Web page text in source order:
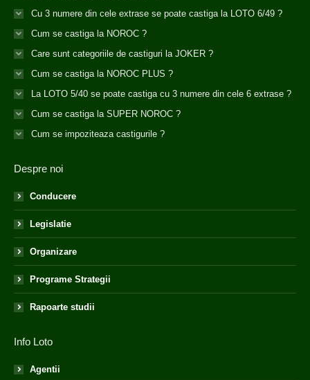
Cu 3 numere din cele extrase se poate castiga la LOTO 6/49 ?
Cum se castiga la NOROC ?
Care sunt categoriile de castiguri la JOKER ?
Cum se castiga la NOROC PLUS ?
La LOTO 5/40 se poate castiga cu 3 numere din cele 6 extrase ?
Cum se castiga la SUPER NOROC ?
Cum se impoziteaza castigurile ?
Despre noi
Conducere
Legislatie
Organizare
Programe Strategii
Rapoarte studii
Info Loto
Agentii